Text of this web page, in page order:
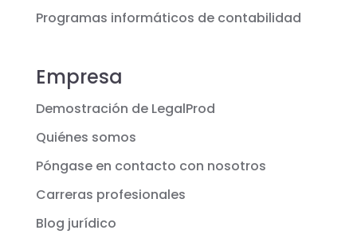
Programas informáticos de contabilidad
Empresa
Demostración de LegalProd
Quiénes somos
Póngase en contacto con nosotros
Carreras profesionales
Blog jurídico